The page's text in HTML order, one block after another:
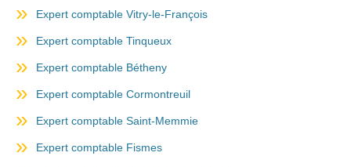
Expert comptable Vitry-le-François
Expert comptable Tinqueux
Expert comptable Bétheny
Expert comptable Cormontreuil
Expert comptable Saint-Memmie
Expert comptable Fismes